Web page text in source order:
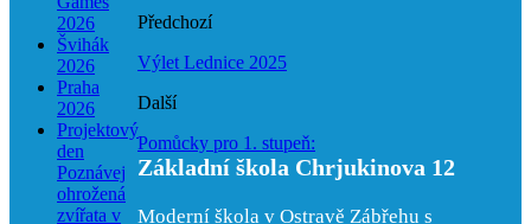
2026
Švihák
2026
Praha
2026
Projektový
den
Poznávej
ohrožená
zvířata v
Předchozí
Výlet Lednice 2025
Další
Pomůcky pro 1. stupeň:
Základní škola Chrjukinova 12
Moderní škola v Ostravě Zábřehu s